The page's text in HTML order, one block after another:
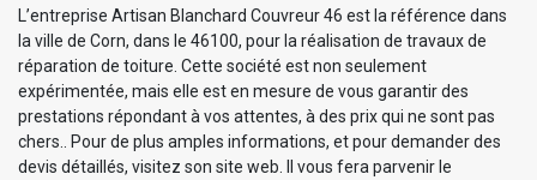
L’entreprise Artisan Blanchard Couvreur 46 est la référence dans
la ville de Corn, dans le 46100, pour la réalisation de travaux de
réparation de toiture. Cette société est non seulement
expérimentée, mais elle est en mesure de vous garantir des
prestations répondant à vos attentes, à des prix qui ne sont pas
chers.. Pour de plus amples informations, et pour demander des
devis détaillés, visitez son site web. Il vous fera parvenir le